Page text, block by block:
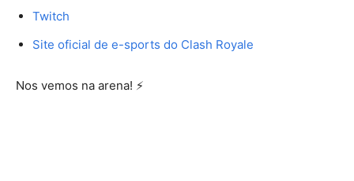
Twitch
Site oficial de e-sports do Clash Royale
Nos vemos na arena! ⚡